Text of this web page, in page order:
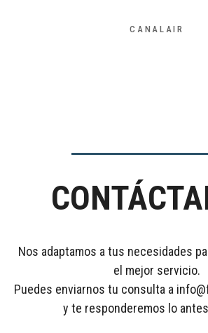
CANALAIR
Nos adaptamos a tus necesidades
el mejor servicio.
Puedes enviarnos tu consulta a
y te responderemos lo